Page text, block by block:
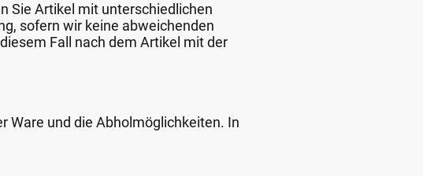
Sie Artikel mit unterschiedlichen
sofern wir keine abweichenden
Fall nach dem Artikel mit der
Ware und die Abholmöglichkeiten. In